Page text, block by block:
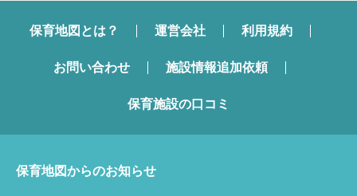
保育地図とは？ 運営会社 利用規約
お問い合わせ 施設情報追加依頼
保育施設の口コミ
保育地図からのお知らせ